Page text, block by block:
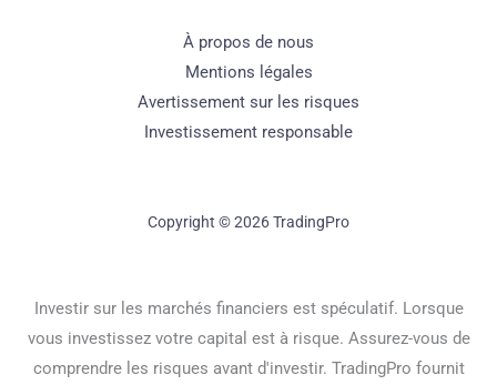
À propos de nous
Mentions légales
Avertissement sur les risques
Investissement responsable
Copyright © 2026 TradingPro
Investir sur les marchés financiers est spéculatif. Lorsque
vous investissez votre capital est à risque. Assurez-vous de
comprendre les risques avant d'investir. TradingPro fournit